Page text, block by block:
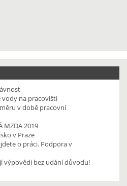
na pracovišti
v době pracovní
MZDA 2019
v Praze
o práci. Podpora v
výpovědi bez udání důvodu!